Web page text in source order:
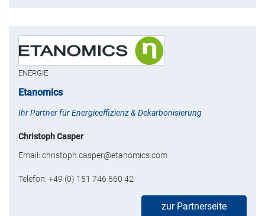
ENERGIE
Etanomics
Ihr Partner für Energieeffizienz & Dekarbonisierung
Christoph Casper
Email: christoph.casper@etanomics.com
Telefon: +49 (0) 151 746 560 42
zur Partnerseite